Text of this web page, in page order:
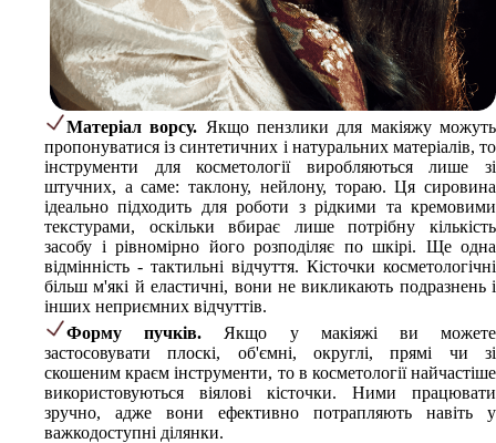
Матеріал ворсу. Якщо пензлики для макіяжу можуть
пропонуватися із синтетичних і натуральних матеріалів, то
інструменти для косметології виробляються лише зі
штучних, а саме: таклону, нейлону, тораю. Ця сировина
ідеально підходить для роботи з рідкими та кремовими
текстурами, оскільки вбирає лише потрібну кількість
засобу і рівномірно його розподіляє по шкірі. Ще одна
відмінність - тактильні відчуття. Кісточки косметологічні
більш м'які й еластичні, вони не викликають подразнень і
інших неприємних відчуттів.
Форму пучків. Якщо у макіяжі ви можете
застосовувати плоскі, об'ємні, округлі, прямі чи зі
скошеним краєм інструменти, то в косметології найчастіше
використовуються віялові кісточки. Ними працювати
зручно, адже вони ефективно потрапляють навіть у
важкодоступні ділянки.